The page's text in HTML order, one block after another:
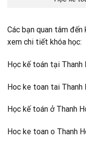
Các bạn quan tâm
xem chi tiết khóa học:
Học kế toán tại Thanh
Hoc ke toan tai Thanh
Học kế toán ở Thanh
Hoc ke toan o Thanh